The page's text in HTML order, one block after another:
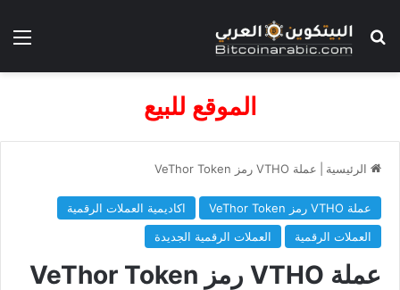
بحث عن
الموقع للبيع
الرئيسية عملة VTHO رمز VeThor Token
عملة VTHO رمز VeThor Token
اكاديمية العملات الرقمية
العملات الرقمية
العملات الرقمية الجديدة
عملة VTHO رمز VeThor Token